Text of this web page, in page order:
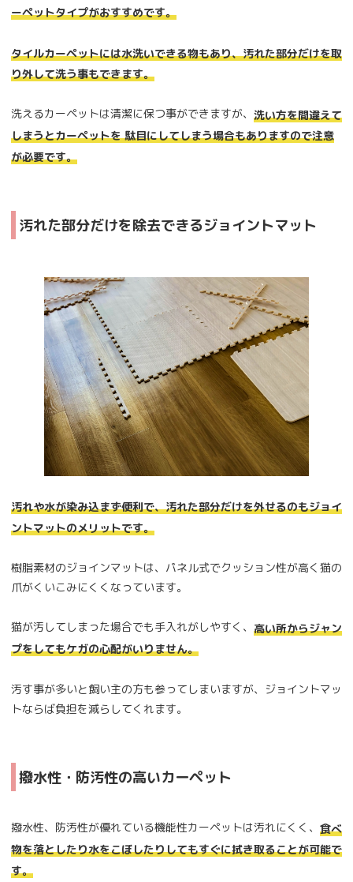
ーペットタイプがおすすめです。
タイルカーペットには水洗いできる物もあり、汚れた部分だけを取
り外して洗う事もできます。
洗えるカーペットは清潔に保つ事ができますが、 洗い方を間違えて
しまうとカーペットを 駄目にしてしまう場合もありますので注意
が必要です。
汚れた部分だけを除去できるジョイントマット
汚れや水が染み込まず便利で、汚れた部分だけを外せるのもジョイ
ントマットのメリットです。
樹脂素材のジョインマットは、パネル式でクッション性が高く猫の
爪がくいこみにくくなっています。
猫が汚してしまった場合でも手入れがしやすく、 高い所からジャン
プをしてもケガの心配がいりません。
汚す事が多いと飼い主の方も参ってしまいますが、ジョイントマッ
トならば負担を減らしてくれます。
撥水性・防汚性の高いカーペット
撥水性、防汚性が優れている機能性カーペットは汚れにくく、 食べ
物を落としたり水をこぼしたりしてもすぐに拭き取ることが可能で
す。